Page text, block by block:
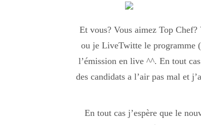
Et vous? Vous aimez Top
ou je LiveTwitte le programme
l’émission en live ^^. En tout
des candidats a l’air pas mal et
En tout cas j’espère que le